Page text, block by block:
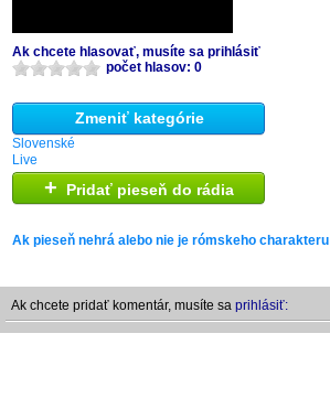
Ak chcete hlasovať, musíte sa prihlásiť
počet hlasov: 0
Zmeniť kategórie
Slovenské
Live
+ Pridať pieseň do rádia
Ak pieseň nehrá alebo nie je rómskeho charakteru
Ak chcete pridať komentár, musíte sa prihlásiť: